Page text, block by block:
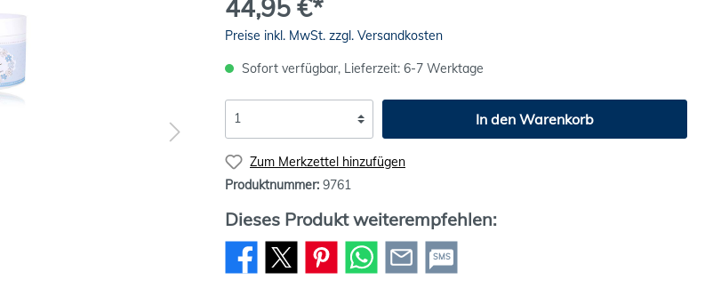
44,95 €*
Preise inkl. MwSt. zzgl. Versandkosten
Sofort verfügbar, Lieferzeit: 6-7 Werktage
In den Warenkorb
Zum Merkzettel hinzufügen
Produktnummer: 9761
Dieses Produkt weiterempfehlen:
SMS